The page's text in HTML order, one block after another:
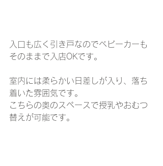
入口も広く引き戸なのでベビーカーも
そのままで入店OKです。
室内には柔らかい日差しが入り、落ち
着いた雰囲気です。
こちらの奥のスペースで授乳やおむつ
替えが可能です。